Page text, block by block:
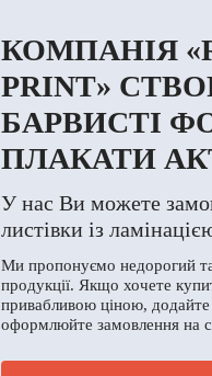
КОМПАНІЯ
PRINT»
БАРВИСТІ
ПЛАКАТИ
У нас Ви можете
листівки із
Ми пропонуємо недорогий та
продукції. Якщо хочете
привабливою ціною,
оформлюйте замовлення на